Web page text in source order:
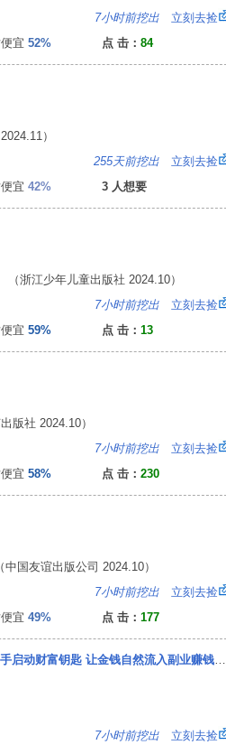
7小时前挖出 立刻去捡
宜 52% 点 击： 84
）
255天前挖出 立刻去捡
宜 42% 3 人想要
浙江少年儿童出版社 2024.10）
7小时前挖出 立刻去捡
宜 59% 点 击： 13
社 2024.10）
7小时前挖出 立刻去捡
宜 58% 点 击： 230
国友谊出版公司 2024.10）
7小时前挖出 立刻去捡
宜 49% 点 击： 177
赚钱的底层逻辑书 赚钱有道书 7步教你成为赚钱高手启动财富钥匙 让金钱自然流入副业赚钱有招
7小时前挖出 立刻去捡